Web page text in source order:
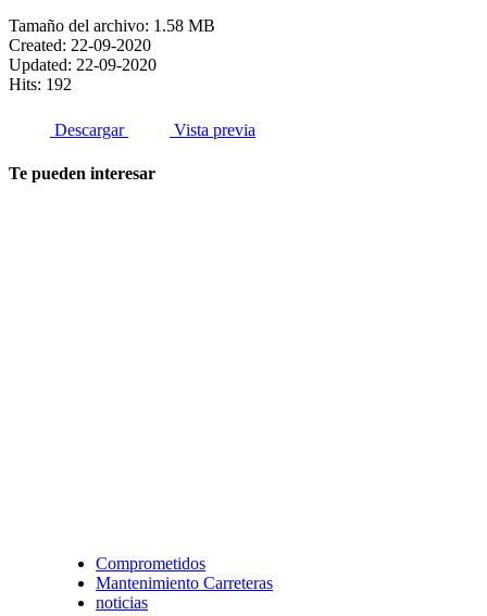
Tamaño del archivo: 1.58 MB
Created: 22-09-2020
Updated: 22-09-2020
Hits: 192
Descargar Vista previa
Te pueden interesar
Comprometidos
Mantenimiento Carreteras
noticias